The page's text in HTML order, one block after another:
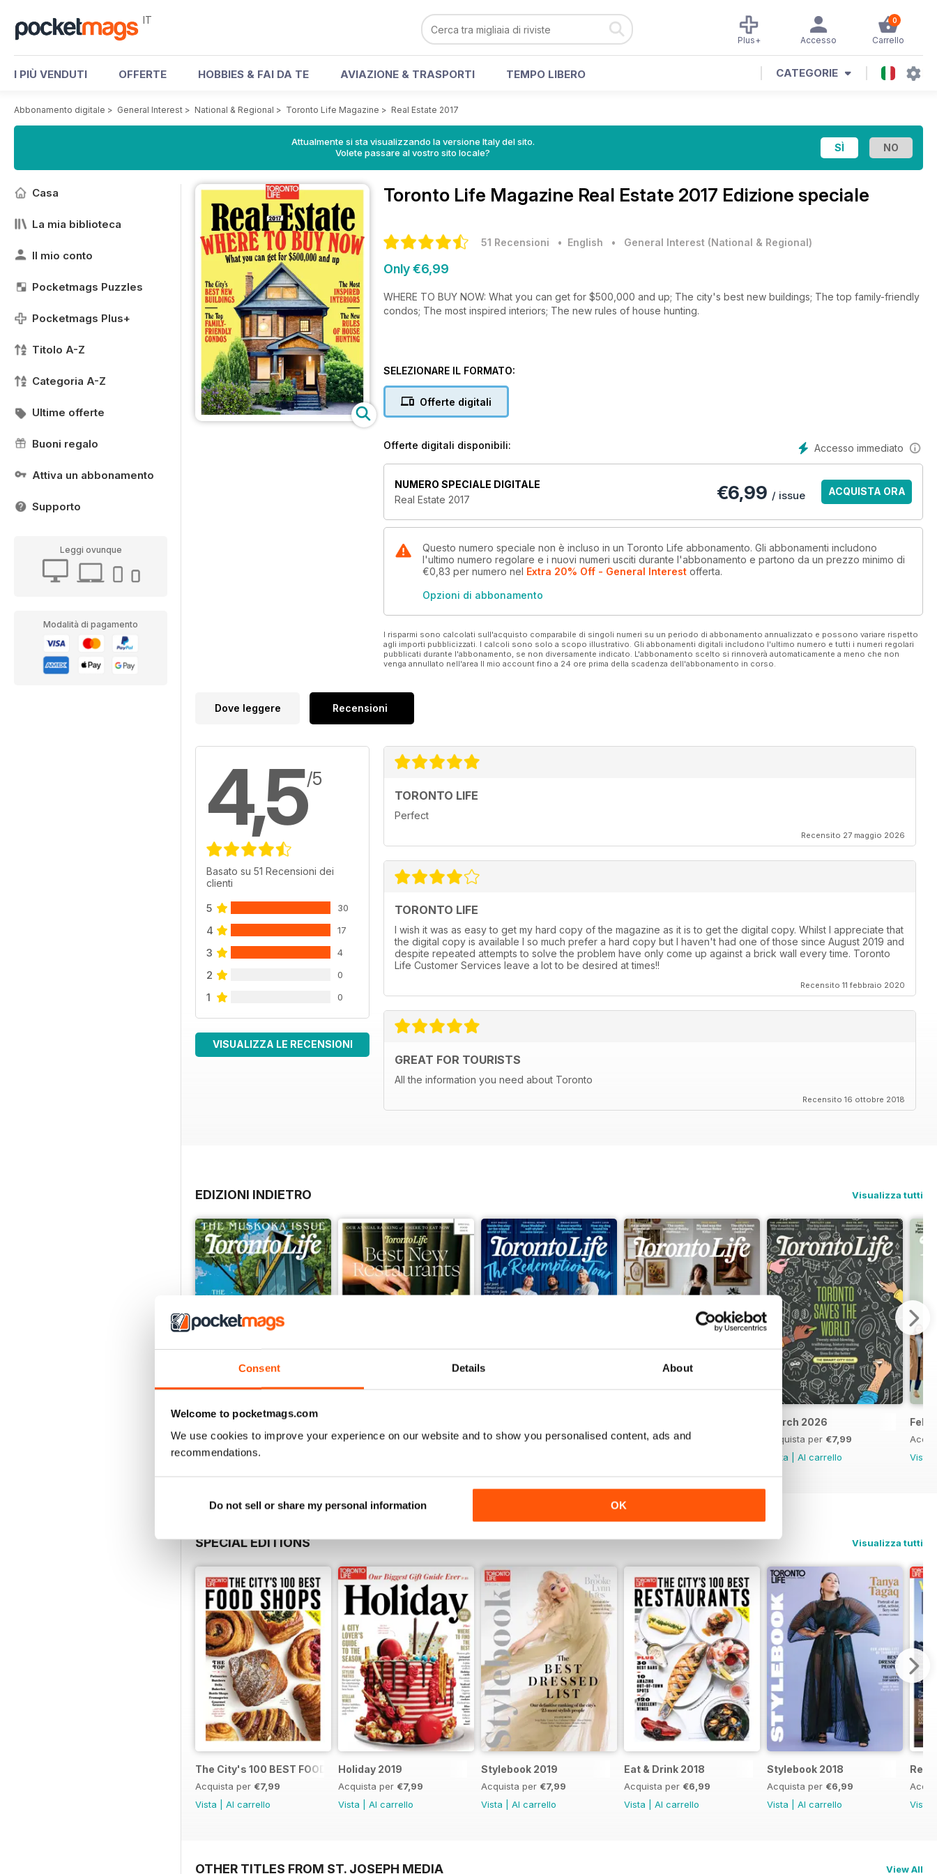
Consent Details About
Welcome to pocketmags.com
We use cookies to improve your experience on our website and to show you personalised content, ads and
recommendations.
Do not sell or share my personal information OK
IT 0
Carrello
Accesso
Plus+
I PIÙ VENDUTI OFFERTE HOBBIES & FAI DA TE AVIAZIONE & TRASPORTI TEMPO LIBERO CATEGORIE
Abbonamento digitale > General Interest > National & Regional > Toronto Life Magazine > Real Estate 2017
Attualmente si sta visualizzando la versione Italy del sito.
Volete passare al vostro sito locale?
Casa
La mia biblioteca
Il mio conto
Pocketmags Puzzles
Pocketmags Plus+
Titolo A-Z
Categoria A-Z
Ultime offerte
Buoni regalo
Attiva un abbonamento
Supporto
Leggi ovunque
Modalità di pagamento
Toronto Life Magazine Real Estate 2017 Edizione speciale
51 Recensioni • English • General Interest (National & Regional)
Only €6,99
WHERE TO BUY NOW: What you can get for $500,000 and up; The city's best new buildings; The top family-friendly
condos; The most inspired interiors; The new rules of house hunting.
SELEZIONARE IL FORMATO:
Offerte digitali
Accesso immediato
Offerte digitali disponibili:
NUMERO SPECIALE DIGITALE
Real Estate 2017
€6,99 / issue ACQUISTA ORA
Questo numero speciale non è incluso in un Toronto Life abbonamento. Gli abbonamenti includono
l'ultimo numero regolare e i nuovi numeri usciti durante l'abbonamento e partono da un prezzo minimo di
€0,83 per numero nel Extra 20% Off - General Interest offerta.
Opzioni di abbonamento
I risparmi sono calcolati sull'acquisto comparabile di singoli numeri su un periodo di abbonamento annualizzato e possono variare rispetto
agli importi pubblicizzati. I calcoli sono solo a scopo illustrativo. Gli abbonamenti digitali includono l'ultimo numero e tutti i numeri regolari
pubblicati durante l'abbonamento, se non diversamente indicato. L'abbonamento scelto si rinnoverà automaticamente a meno che non
venga annullato nell'area Il mio account fino a 24 ore prima della scadenza dell'abbonamento in corso.
Dove leggere Recensioni
4,5/5
Basato su 51 Recensioni dei
clienti
5 30
4 17
3 4
2 0
1 0
VISUALIZZA LE RECENSIONI
TORONTO LIFE
Perfect
Recensito 27 maggio 2026
TORONTO LIFE
I wish it was as easy to get my hard copy of the magazine as it is to get the digital copy. Whilst I appreciate that
the digital copy is available I so much prefer a hard copy but I haven't had one of those since August 2019 and
despite repeated attempts to solve the problem have only come up against a brick wall every time. Toronto
Life Customer Services leave a lot to be desired at times!!
Recensito 11 febbraio 2020
GREAT FOR TOURISTS
All the information you need about Toronto
Recensito 16 ottobre 2018
EDIZIONI INDIETRO Visualizza tutti
July 2026
Acquista per€7,99
Vista|Al carrello
Acquista per€7,99
Acquista per€7,99
Acquista per€7,99
March 2026
Acquista per €7,99
Vista
Al carrello
Vista
SPECIAL EDITIONS Visualizza tutti
The City's 100 BEST FOOD SHOPS
Acquista per €7,99
Vista
Al carrello
Holiday 2019
Acquista per €7,99
Vista
Al carrello
Stylebook 2019
Acquista per €7,99
Vista
Al carrello
Eat & Drink 2018
Acquista per €6,99
Vista
Al carrello
Stylebook 2018
Acquista per €6,99
Vista
Al carrello
Real
Vista
OTHER TITLES FROM ST. JOSEPH MEDIA View All